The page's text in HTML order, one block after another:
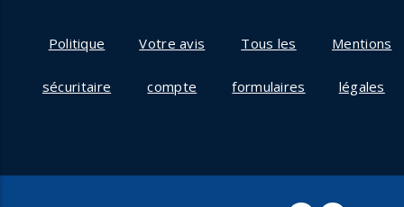
Politique
sécuritaire
Votre avis
compte
Tous les
formulaires
Mentions
légales